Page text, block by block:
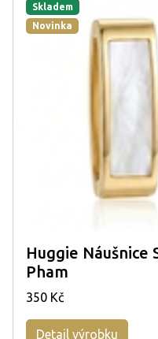
Skladem
Novinka
Huggie Náušnice
Pham
350 Kč
Detail výrobku